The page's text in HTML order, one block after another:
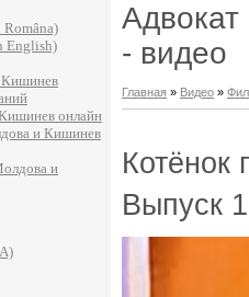
English)
Кишинев
онлайн
и Кишинев
и
- видео
Главная » Видео »
Котёнок
Выпуск 1